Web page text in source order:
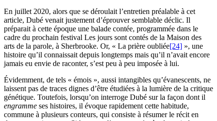
En juillet 2020, alors que se déroulait l’entretien préalable à cet
article, Dubé venait justement d’éprouver semblable déclic. Il
préparait à cette époque une balade contée, programmée dans le
cadre du prochain festival Les jours sont contés de la Maison des
arts de la parole, à Sherbrooke. Or, « La prière oubliée[24] », une
histoire qu’il connaissait depuis longtemps mais qu’il n’avait encore
jamais eu envie de raconter, s’est peu à peu imposée à lui.
Évidemment, de tels « émois », aussi intangibles qu’évanescents, ne
laissent pas de traces dignes d’être étudiées à la lumière de la critique
génétique. Toutefois, lorsqu’on interroge Dubé sur la façon dont il
engramme ses histoires, il évoque rapidement cette habitude,
commune à plusieurs conteurs, qui consiste à résumer le récit en